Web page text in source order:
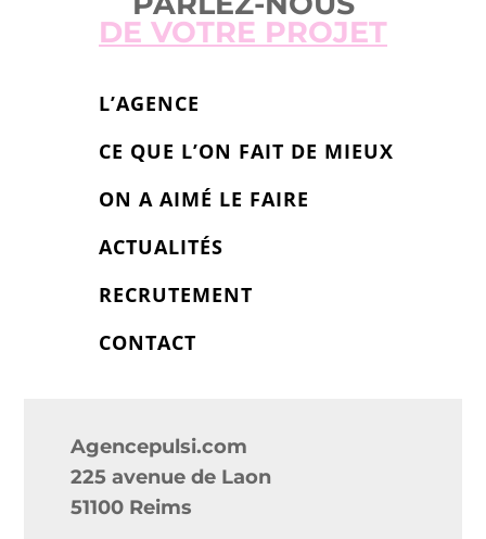
DE VOTRE PROJET
L’AGENCE
CE QUE L’ON FAIT DE MIEUX
ON A AIMÉ LE FAIRE
ACTUALITÉS
RECRUTEMENT
CONTACT
Agencepulsi.com
225 avenue de Laon
51100 Reims